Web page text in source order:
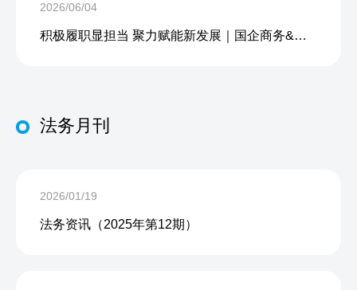
2026/06/04
积极履职显担当 聚力赋能新发展｜国企商务&中企人力出席上海现代服务业联合会第五届会员大会第三次会议暨2026服务业高质量发展大会
法务月刊
2026/01/19
法务资讯（2025年第12期）